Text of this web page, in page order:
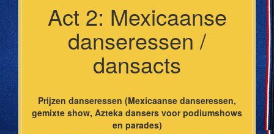
Act 2: Mexicaanse
danseressen /
dansacts
Prijzen danseressen (Mexicaanse danseressen,
gemixte show, Azteka dansers voor podiumshows
en parades)